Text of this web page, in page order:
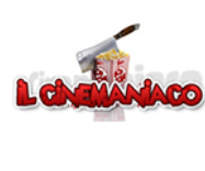
contenuto